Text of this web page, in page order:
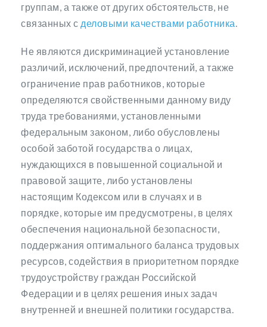
группам, а также от других обстоятельств, не
связанных с деловыми качествами работника.
Не являются дискриминацией установление
различий, исключений, предпочтений, а также
ограничение прав работников, которые
определяются свойственными данному виду
труда требованиями, установленными
федеральным законом, либо обусловлены
особой заботой государства о лицах,
нуждающихся в повышенной социальной и
правовой защите, либо установлены
настоящим Кодексом или в случаях и в
порядке, которые им предусмотрены, в целях
обеспечения национальной безопасности,
поддержания оптимального баланса трудовых
ресурсов, содействия в приоритетном порядке
трудоустройству граждан Российской
Федерации и в целях решения иных задач
внутренней и внешней политики государства.